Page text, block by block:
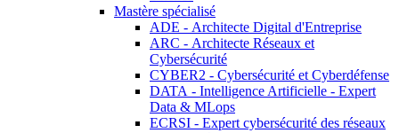
Mastère spécialisé
ADE - Architecte Digital d'Entreprise
ARC - Architecte Réseaux et
Cybersécurité
CYBER2 - Cybersécurité et Cyberdéfense
DATA - Intelligence Artificielle - Expert
Data & MLops
ECRSI - Expert cybersécurité des réseaux